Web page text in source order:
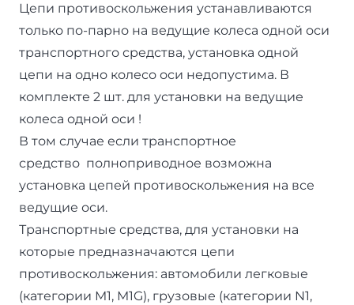
Цепи противоскольжения устанавливаются
только по-парно на ведущие колеса одной оси
транспортного средства, установка одной
цепи на одно колесо оси недопустима. В
комплекте 2 шт. для установки на ведущие
колеса одной оси !
В том случае если транспортное
средство полноприводное возможна
установка цепей противоскольжения на все
ведущие оси.
Транспортные средства, для установки на
которые предназначаются цепи
противоскольжения: автомобили легковые
(категории M1, M1G), грузовые (категории N1,